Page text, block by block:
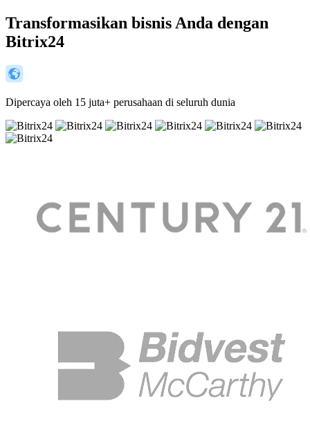
Transformasikan bisnis Anda dengan
Bitrix24
Dipercaya oleh 15 juta+ perusahaan di seluruh dunia